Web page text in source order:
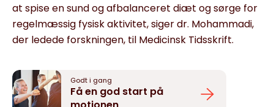
at spise en sund og afbalanceret diæt og sørge for
regelmæssig fysisk aktivitet, siger dr. Mohammadi,
der ledede forskningen, til Medicinsk Tidsskrift.
Godt i gang
Få en god start på